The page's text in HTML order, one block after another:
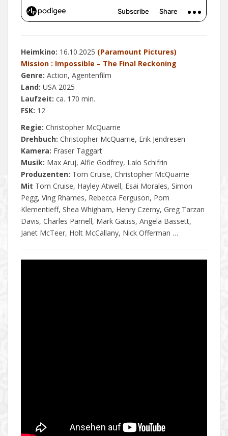
Heimkino: 16.10.2025 (Paramount Pictures)
Mission : Impossible – The Final Reckoning
Genre: Action, Agentenfilm
Land: USA 2025
Laufzeit: ca. 170 min.
FSK: 12
Regie: Christopher McQuarrie
Drehbuch: Christopher McQuarrie, Erik Jendresen
Kamera: Fraser Taggart
Musik: Max Aruj, Alfie Godfrey, Lalo Schifrin
Produzenten: Tom Cruise, Christopher McQuarrie
Mit Tom Cruise, Hayley Atwell, Esai Morales, Simon
Pegg, Ving Rhames, Rebecca Ferguson, Pom
Klementieff, Shea Whigham, Henry Czerny, Greg Tarzan
Davis, Charles Parnell, Mark Gatiss, Angela Bassett,
Janet McTeer, Holt McCallany, Nick Offerman …